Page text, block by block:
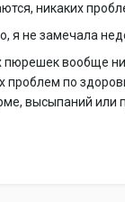
никаких
я не замечала
пюрешек вообще
проблем по
высыпаний или